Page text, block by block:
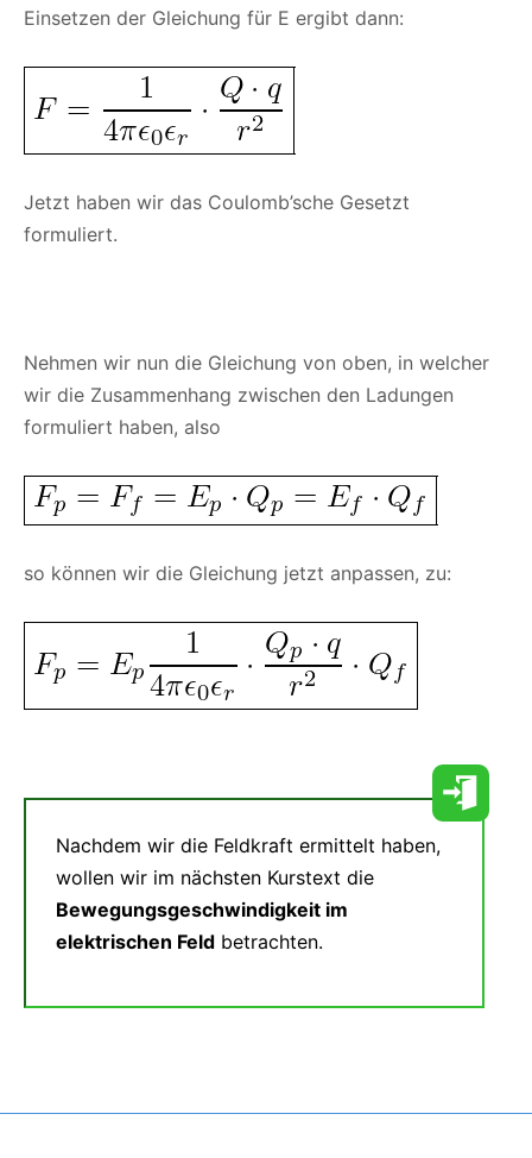
Einsetzen der Gleichung für E ergibt dann:
Jetzt haben wir das Coulomb’sche Gesetzt
formuliert.
Nehmen wir nun die Gleichung von oben, in welcher
wir die Zusammenhang zwischen den Ladungen
formuliert haben, also
so können wir die Gleichung jetzt anpassen, zu:
Nachdem wir die Feldkraft ermittelt haben,
wollen wir im nächsten Kurstext die
Bewegungsgeschwindigkeit im
elektrischen Feld betrachten.